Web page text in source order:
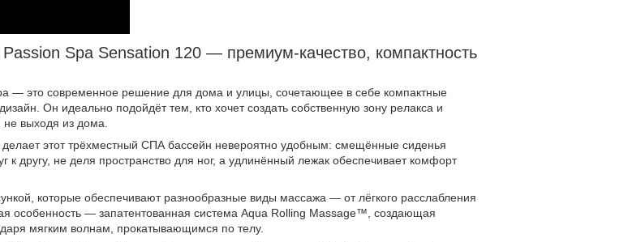
Spa Sensation 120 — премиум-качество, компактность
— это современное решение для дома и улицы, сочетающее в себе компактные
Он идеально подойдёт тем, кто хочет создать собственную зону релакса и
выходя из дома.
этот трёхместный СПА бассейн невероятно удобным: смещённые сиденья
к другу, не деля пространство для ног, а удлинённый лежак обеспечивает комфорт
которые обеспечивают разнообразные виды массажа — от лёгкого расслабления
особенность — запатентованная система Aqua Rolling Massage™, создающая
мягким волнам, прокатывающимся по телу.